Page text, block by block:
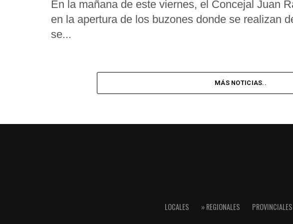
En la mañana de este viernes, el Concejal Juan
en la apertura de los buzones donde se realizan
se...
MÁS NOTICIAS..
LOCALES » REGIONALES PROVINCIALES